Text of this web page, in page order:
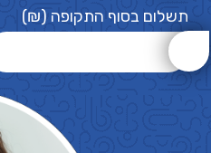
תשלום בסוף התקופה (₪)